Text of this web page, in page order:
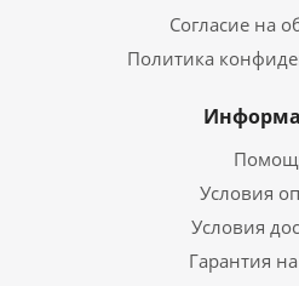
Согласие на
Политика
Условия
Условия
Гарантия